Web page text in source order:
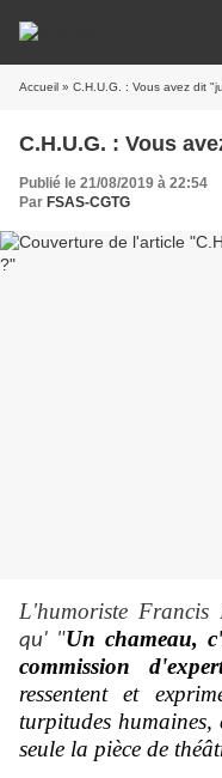
Accueil » C.H.U.G. : Vous avez dit
C.H.U.G. : Vous
Publié le 21/08/2019 à 22:54
Par FSAS-CGTG
L'humoriste
qu' "Un chameau,
commission
ressentent et
turpitudes humaines,
seule la pièce de